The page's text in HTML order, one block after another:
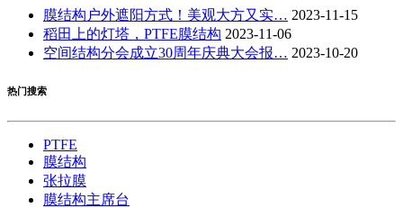
膜结构户外遮阳方式！美观大方又实… 2023-11-15
稻田上的灯塔，PTFE膜结构 2023-11-06
空间结构分会成立30周年庆典大会报… 2023-10-20
热门搜索
PTFE
膜结构
张拉膜
膜结构主席台